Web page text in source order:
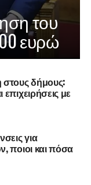
του
ευρώ
στους δήμους:
με
για
ποιοι και πόσα